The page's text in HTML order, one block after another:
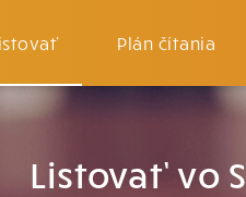
Plán čítania
Listovať vo